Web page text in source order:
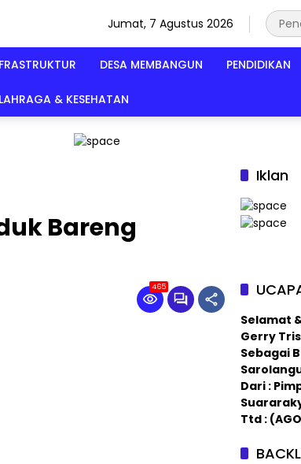
Jumat, 7 Agustus 2026
DESA MEMBANGUN PENDIDIKAN
& KESEHATAN
Bareng
465
Iklan
Selamat
Gerry
Sebagai
Dari :
Ttd :